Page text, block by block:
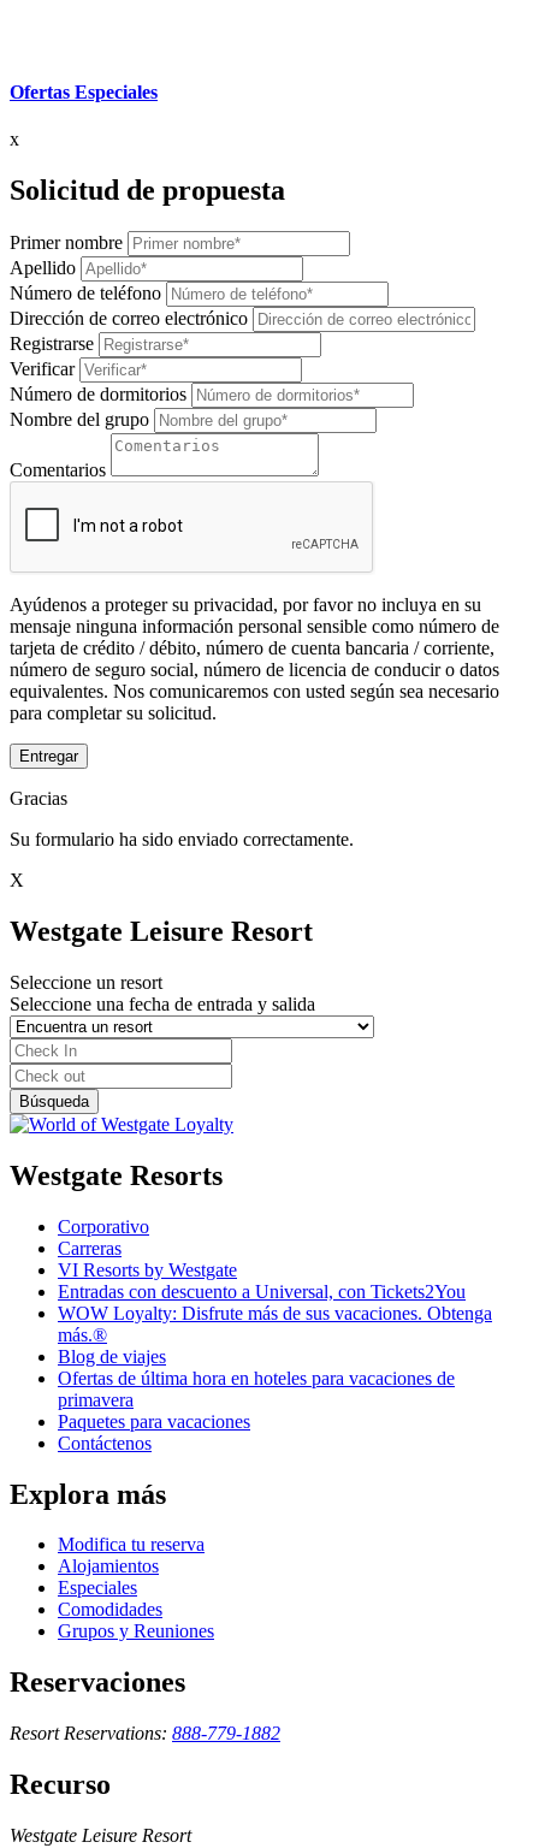
Ofertas Especiales
x
Solicitud de propuesta
Primer nombre
Apellido
Número de teléfono
Dirección de correo electrónico
Registrarse
Verificar
Número de dormitorios
Nombre del grupo
Comentarios
Ayúdenos a proteger su privacidad, por favor no incluya en su
mensaje ninguna información personal sensible como número de
tarjeta de crédito / débito, número de cuenta bancaria / corriente,
número de seguro social, número de licencia de conducir o datos
equivalentes. Nos comunicaremos con usted según sea necesario
para completar su solicitud.
Entregar
Gracias
Su formulario ha sido enviado correctamente.
X
Westgate Leisure Resort
Seleccione un resort
Seleccione una fecha de entrada y salida
Westgate Resorts
Corporativo
Carreras
VI Resorts by Westgate
Entradas con descuento a Universal, con Tickets2You
WOW Loyalty: Disfrute más de sus vacaciones. Obtenga
más.®
Blog de viajes
Ofertas de última hora en hoteles para vacaciones de
primavera
Paquetes para vacaciones
Contáctenos
Explora más
Modifica tu reserva
Alojamientos
Especiales
Comodidades
Grupos y Reuniones
Reservaciones
Resort Reservations: 888-779-1882
Recurso
Westgate Leisure Resort